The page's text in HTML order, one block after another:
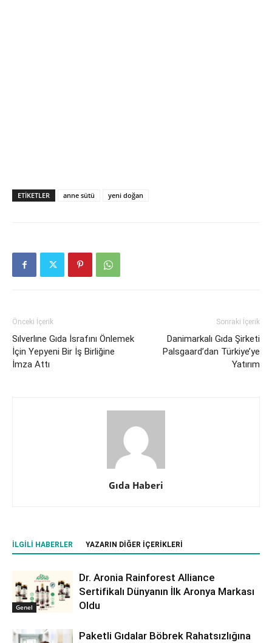
ETIKETLER anne sütü yeni doğan
Önceki İçerik
Sılverlıne Gıda İsrafını Önlemek
İçin Yepyeni Bir İş Birliğine
İmza Attı
Sonraki İçerik
Danimarkalı Gıda Şirketi
Palsgaard’dan Türkiye’ye
Yatırım
Gıda Haberi
İLGILI HABERLER YAZARIN DIĞER İÇERIKLERI
Genel
Dr. Aronia Rainforest Alliance
Sertifikalı Dünyanın İlk Aronya Markası
Oldu
Paketli Gıdalar Böbrek Rahatsızlığına